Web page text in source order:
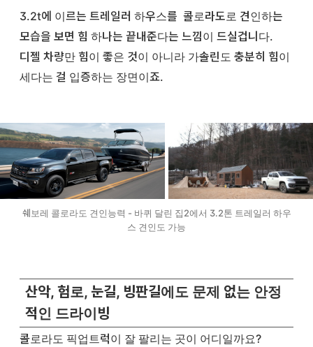
3.2t에 이르는 트레일러 하우스를 콜로라도로 견인하는
모습을 보면 힘 하나는 끝내준다는 느낌이 드실겁니다.
디젤 차량만 힘이 좋은 것이 아니라 가솔린도 충분히 힘이
세다는 걸 입증하는 장면이죠.
쉐보레 콜로라도 견인능력 - 바퀴 달린 집2에서 3.2톤 트레일러 하우
스 견인도 가능
산악, 험로, 눈길, 빙판길에도 문제 없는 안정
적인 드라이빙
콜로라도 픽업트럭이 잘 팔리는 곳이 어디일까요?